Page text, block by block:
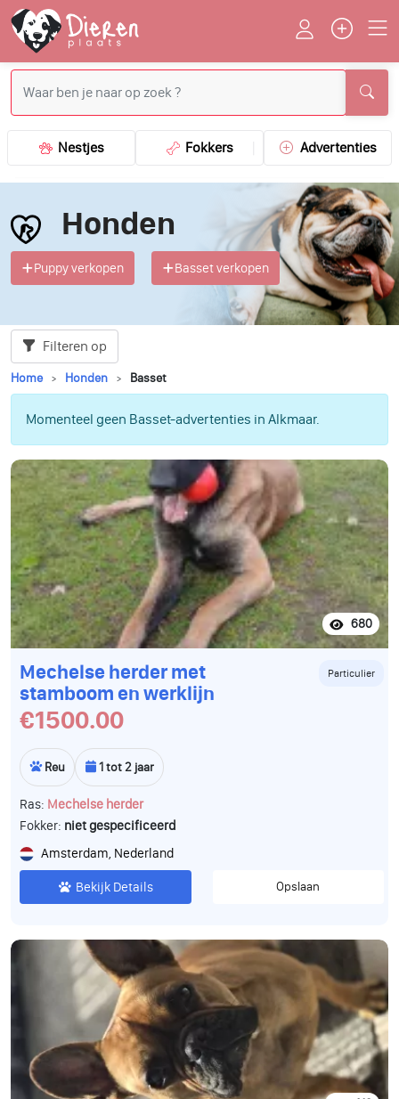
Nestjes Fokkers Advertenties
Honden
Puppy verkopen Basset verkopen
Filteren op
Home Honden Basset
Momenteel geen Basset-advertenties in Alkmaar.
680
Mechelse herder met
stamboom en werklijn
Particulier
€1500.00
Reu 1 tot 2 jaar
Ras: Mechelse herder
Fokker: niet gespecificeerd
Amsterdam, Nederland
Bekijk Details Opslaan